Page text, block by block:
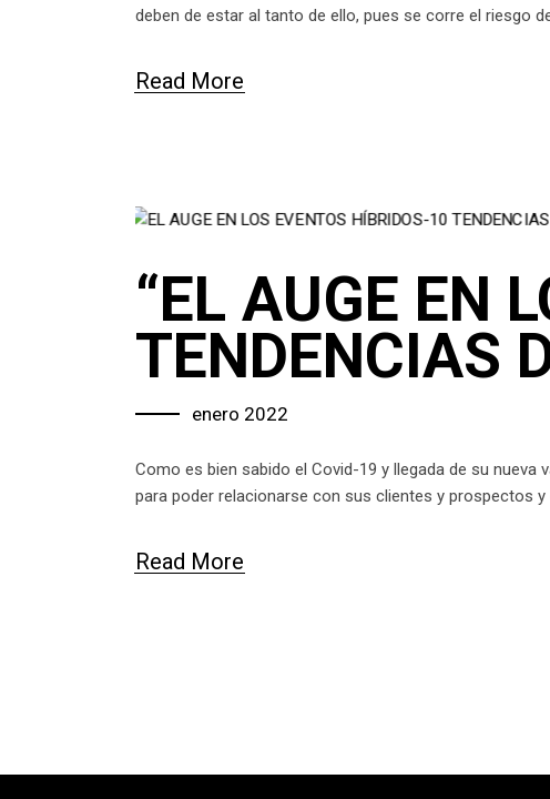
deben de estar al tanto de ello, pues se corre el riesgo
Read More
“EL AUGE EN
TENDENCIAS
enero 2022
Como es bien sabido el Covid-19 y llegada de su
para poder relacionarse con sus clientes y prospectos
Read More